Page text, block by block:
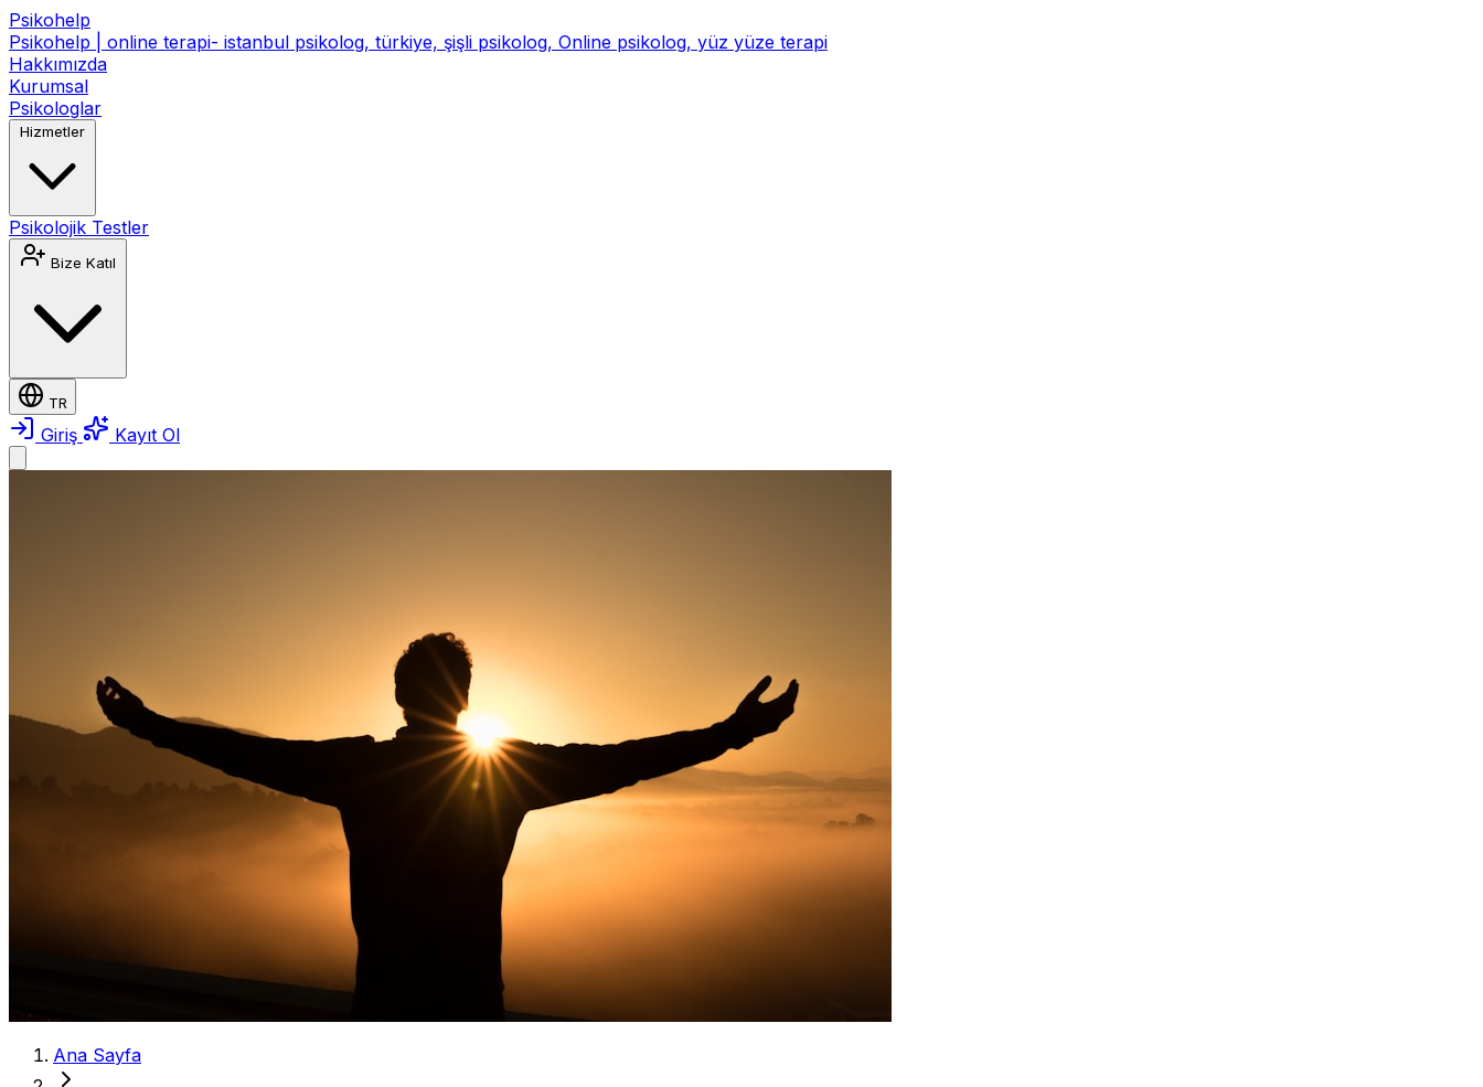
Psikohelp
Psikohelp | online terapi- istanbul psikolog, türkiye, şişli psikolog, Online psikolog, yüz yüze terapi
Hakkımızda
Kurumsal
Psikologlar
Hizmetler
Psikolojik Testler
Bize Katıl
TR
Giriş Kayıt Ol
Ana Sayfa